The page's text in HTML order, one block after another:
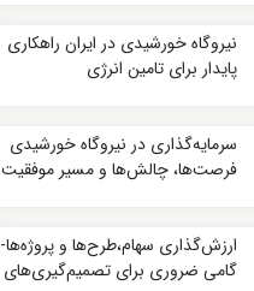
نیروگاه خورشیدی در ایران راهکاری
پایدار برای تامین انرژی
سرمایه‌گذاری در نیروگاه خورشیدی
فرصت‌ها، چالش‌ها و مسیر موفقیت
ارزش‌گذاری سهام،طرح‌ها و پروژه‌ها-
گامی ضروری برای تصمیم‌گیری‌های